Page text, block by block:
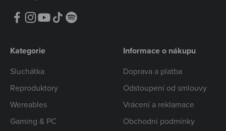
Kategorie
Sluchátka
Reproduktory
Wereables
Gaming & PC
Informace o nákupu
Doprava a platba
Odstoupení od smlouvy
Vrácení a reklamace
Obchodní podmínky